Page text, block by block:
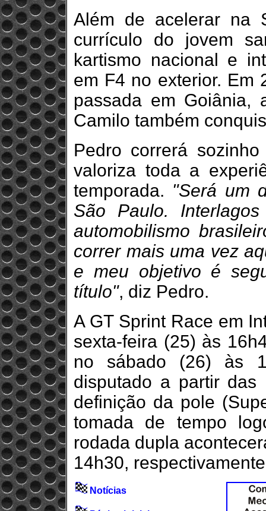
Além de acelerar na
currículo do jovem
kartismo nacional e
em F4 no exterior. Em
passada em Goiânia,
Camilo também
Pedro correrá
valoriza toda a
temporada. "Será um
São Paulo.
automobilismo
correr mais uma vez
e meu objetivo é
título", diz Pedro.
A GT Sprint Race em
sexta-feira (25) às
no sábado (26) às
disputado a partir
definição da pole
tomada de tempo
rodada dupla
14h30,
Notícias